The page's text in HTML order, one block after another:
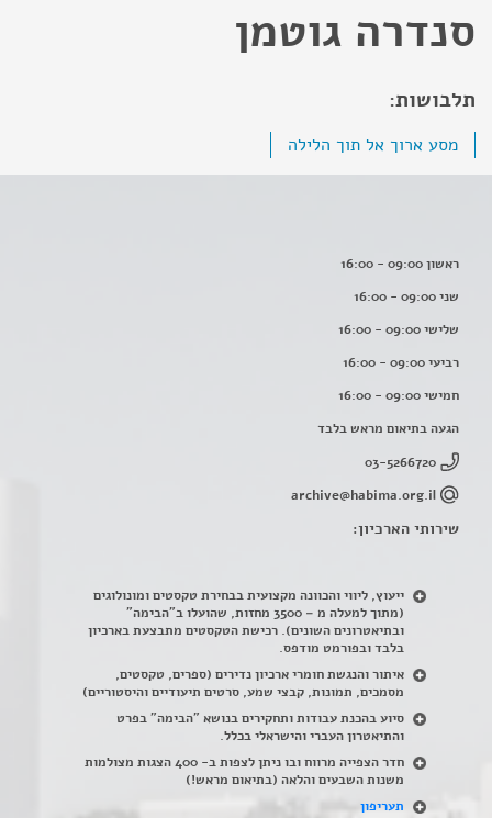
סנדרה גוטמן
תלבושות:
מסע ארוך אל תוך הלילה
ראשון 09:00 - 16:00
שני 09:00 - 16:00
שלישי 09:00 - 16:00
רביעי 09:00 - 16:00
חמישי 09:00 - 16:00
הגעה בתיאום מראש בלבד
03-5266720
archive@habima.org.il
שירותי הארכיון:
ייעוץ, ליווי והכוונה מקצועית בבחירת טקסטים ומונולוגים
(מתוך למעלה מ – 3500 מחזות, שהועלו ב"הבימה"
ובתיאטרונים השונים). רכישת הטקסטים מתבצעת בארכיון
בלבד ובפורמט מודפס.
איתור והנגשת חומרי ארכיון נדירים (ספרים, טקסטים,
מסמכים, תמונות, קבצי שמע, סרטים תיעודיים והיסטוריים)
סיוע בהכנת עבודות ותחקירים בנושא "הבימה" בפרט
והתיאטרון העברי והישראלי בכלל.
חדר הצפייה מרווח ובו ניתן לצפות ב- 400 הצגות מצולמות
משנות השבעים והלאה (בתיאום מראש!)
תעריפון